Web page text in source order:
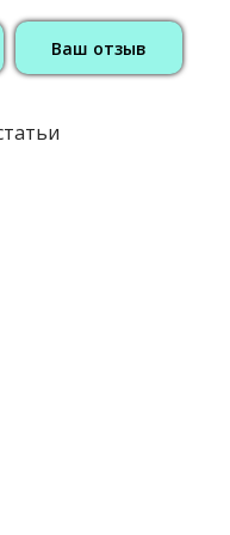
Ваш отзыв